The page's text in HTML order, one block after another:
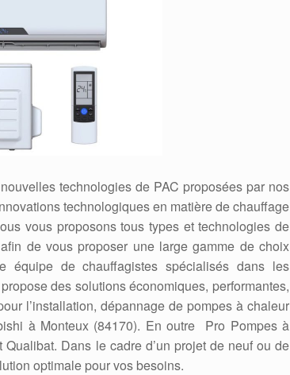
technologies de PAC proposées par nos
technologiques en matière de chauffage
vous proposons tous types et technologies de
de vous proposer une large gamme de choix
équipe de chauffagistes spécialisés dans les
des solutions économiques, performantes,
l’installation, dépannage de pompes à chaleur
à Monteux (84170). En outre Pro Pompes à
Dans le cadre d’un projet de neuf ou de
optimale pour vos besoins.